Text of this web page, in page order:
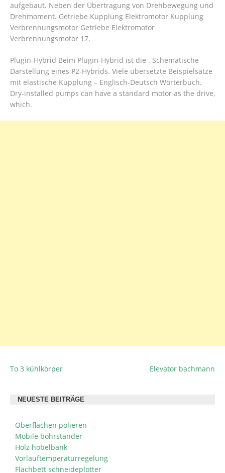
aufgebaut. Neben der Übertragung von Drehbewegung und
Drehmoment. Getriebe Kupplung Elektromotor Kupplung
Verbrennungsmotor Getriebe Elektromotor
Verbrennungsmotor 17.
Plugin-Hybrid Beim Plugin-Hybrid ist die . Schematische
Darstellung eines P2-Hybrids. Viele übersetzte Beispielsätze
mit elastische Kupplung – Englisch-Deutsch Wörterbuch.
Dry-installed pumps can have a standard motor as the drive,
which.
BEITRAGSNAVIGATION
To 3 kühlkörper Elevator bachmann
NEUESTE BEITRÄGE
Oberflächen polieren
Mobile bohrständer
Holz hobelbank
Vorlauftemperaturregelung
Flachbett schneideplotter